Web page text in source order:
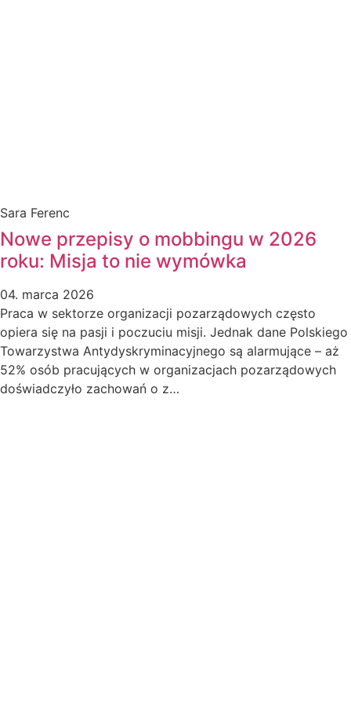
Sara Ferenc
Nowe przepisy o mobbingu w 2026
roku: Misja to nie wymówka
04. marca 2026
Praca w sektorze organizacji pozarządowych często
opiera się na pasji i poczuciu misji. Jednak dane Polskiego
Towarzystwa Antydyskryminacyjnego są alarmujące – aż
52% osób pracujących w organizacjach pozarządowych
doświadczyło zachowań o z…